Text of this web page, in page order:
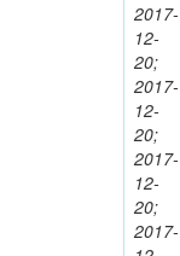
2017-
12-
20;
2017-
12-
20;
2017-
12-
20;
2017-